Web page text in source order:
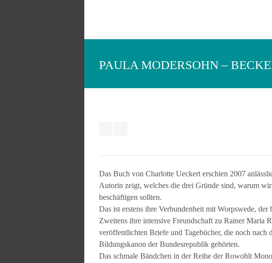
PAULA MODERSOHN –
Das Buch von Charlotte Ueckert erschien 2007
Autorin zeigt, welches die drei Gründe sind, warum
beschäftigen sollten.
Das ist erstens ihre Verbundenheit mit Worpswede,
Zweitens ihre intensive Freundschaft zu Rainer Maria
veröffentlichten Briefe und Tagebücher, die noch nach
Bildungskanon der Bundesrepublik gehörten.
Das schmale Bändchen in der Reihe der Rowohlt